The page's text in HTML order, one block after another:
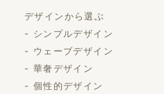
デザインから選ぶ
シンプルデザイン
ウェーブデザイン
華奢デザイン
個性的デザイン